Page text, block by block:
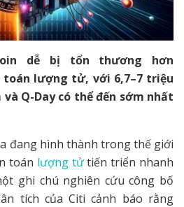
dễ bị tổn thương hơn
lượng tử, với 6,7–7 triệu
Q-Day có thể đến sớm nhất
đang hình thành trong thế giới
toán lượng tửtiến triển nhanh
ghi chú nghiên cứu công bố
tích của Citi cảnh báo rằng